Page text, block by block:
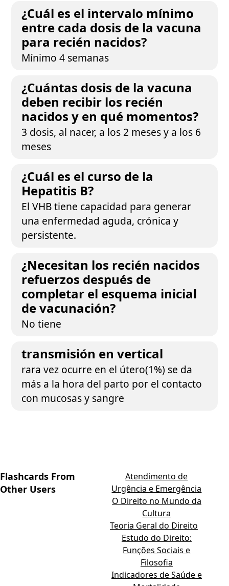
¿Cuál es el intervalo mínimo
entre cada dosis de la vacuna
para recién nacidos?
Mínimo 4 semanas
¿Cuántas dosis de la vacuna
deben recibir los recién
nacidos y en qué momentos?
3 dosis, al nacer, a los 2 meses y a los 6
meses
¿Cuál es el curso de la
Hepatitis B?
El VHB tiene capacidad para generar
una enfermedad aguda, crónica y
persistente.
¿Necesitan los recién nacidos
refuerzos después de
completar el esquema inicial
de vacunación?
No tiene
transmisión en vertical
rara vez ocurre en el útero(1%) se da
más a la hora del parto por el contacto
con mucosas y sangre
Flashcards From
Other Users
Atendimento de
Urgência e Emergência
O Direito no Mundo da
Cultura
Teoria Geral do Direito
Estudo do Direito:
Funções Sociais e
Filosofia
Indicadores de Saúde e